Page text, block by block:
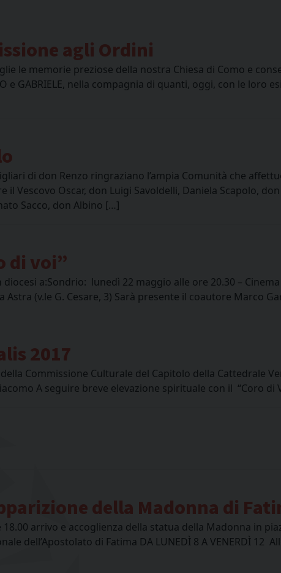
agli Ordini
le memorie preziose della nostra Chiesa di Como e
e GABRIELE, nella compagnia di quanti, oggi, con le
di don Renzo ringraziano l’ampia Comunità che
il Vescovo Oscar, don Luigi Savoldelli, Daniela Scapolo,
Sacco, don Albino […]
di voi”
a:Sondrio: lunedì 22 maggio alle ore 20.30 –
Astra (v.le G. Cesare, 3) Sarà presente il coautore Marco
2017
Commissione Culturale del Capitolo della Cattedrale
A seguire breve elevazione spirituale con il “Coro di
della Madonna di
arrivo e accoglienza della statua della Madonna in
dell’Apostolato di Fatima DA LUNEDÌ 8 A VENERDÌ 12